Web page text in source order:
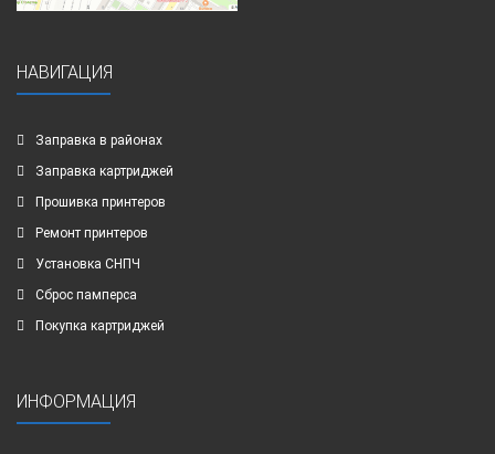
НАВИГАЦИЯ
Заправка в районах
Заправка картриджей
Прошивка принтеров
Ремонт принтеров
Установка СНПЧ
Сброс памперса
Покупка картриджей
ИНФОРМАЦИЯ